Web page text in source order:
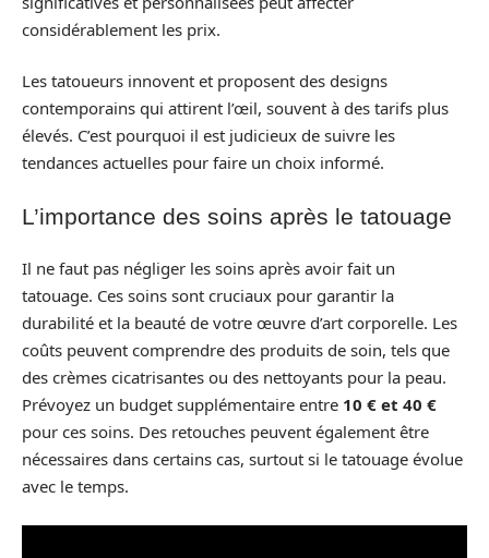
considérablement les prix.
Les tatoueurs innovent et proposent des designs
contemporains qui attirent l’œil, souvent à des tarifs plus
élevés. C’est pourquoi il est judicieux de suivre les
tendances actuelles pour faire un choix informé.
L’importance des soins après le tatouage
Il ne faut pas négliger les soins après avoir fait un
tatouage. Ces soins sont cruciaux pour garantir la
durabilité et la beauté de votre œuvre d’art corporelle. Les
coûts peuvent comprendre des produits de soin, tels que
des crèmes cicatrisantes ou des nettoyants pour la peau.
Prévoyez un budget supplémentaire entre 10 € et 40 €
pour ces soins. Des retouches peuvent également être
nécessaires dans certains cas, surtout si le tatouage évolue
avec le temps.